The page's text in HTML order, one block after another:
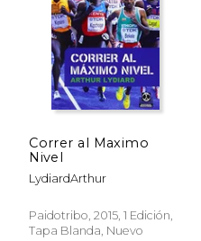
50%
dcto.
$ 78.00
$ 39.00
Correr al Maximo
Nivel
LydiardArthur
Paidotribo, 2015, 1 Edición,
Tapa Blanda, Nuevo